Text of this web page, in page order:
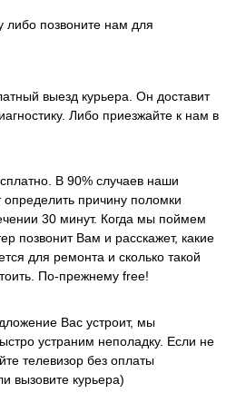
либо позвоните нам для
выезд курьера. Он доставит
Либо приезжайте к нам в
В 90% случаев наши
определить причину поломки
30 минут. Когда мы поймем
позвонит Вам и расскажет, какие
для ремонта и сколько такой
По-прежнему free!
Вас устроит, мы
устраним неполадку. Если не
телевизор без оплаты
вызовите курьера)